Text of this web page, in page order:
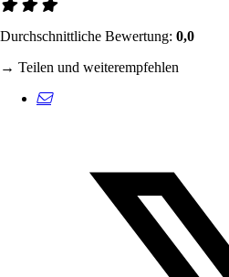
Durchschnittliche Bewertung: 0,0
→ Teilen und weiterempfehlen